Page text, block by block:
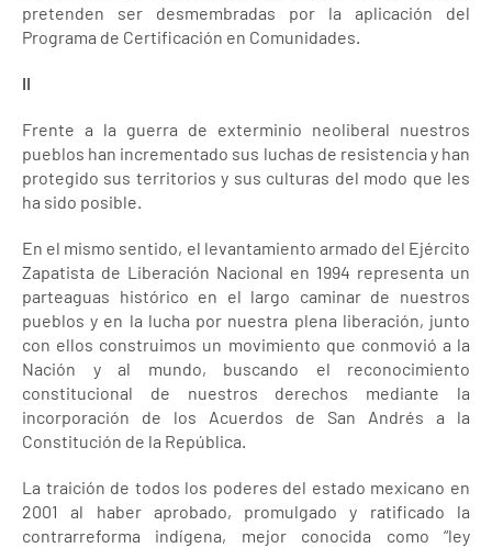
pretenden ser desmembradas por la aplicación del
Programa de Certificación en Comunidades.
II
Frente a la guerra de exterminio neoliberal nuestros
pueblos han incrementado sus luchas de resistencia y han
protegido sus territorios y sus culturas del modo que les
ha sido posible.
En el mismo sentido, el levantamiento armado del Ejército
Zapatista de Liberación Nacional en 1994 representa un
parteaguas histórico en el largo caminar de nuestros
pueblos y en la lucha por nuestra plena liberación, junto
con ellos construimos un movimiento que conmovió a la
Nación y al mundo, buscando el reconocimiento
constitucional de nuestros derechos mediante la
incorporación de los Acuerdos de San Andrés a la
Constitución de la República.
La traición de todos los poderes del estado mexicano en
2001 al haber aprobado, promulgado y ratificado la
contrarreforma indígena, mejor conocida como “ley